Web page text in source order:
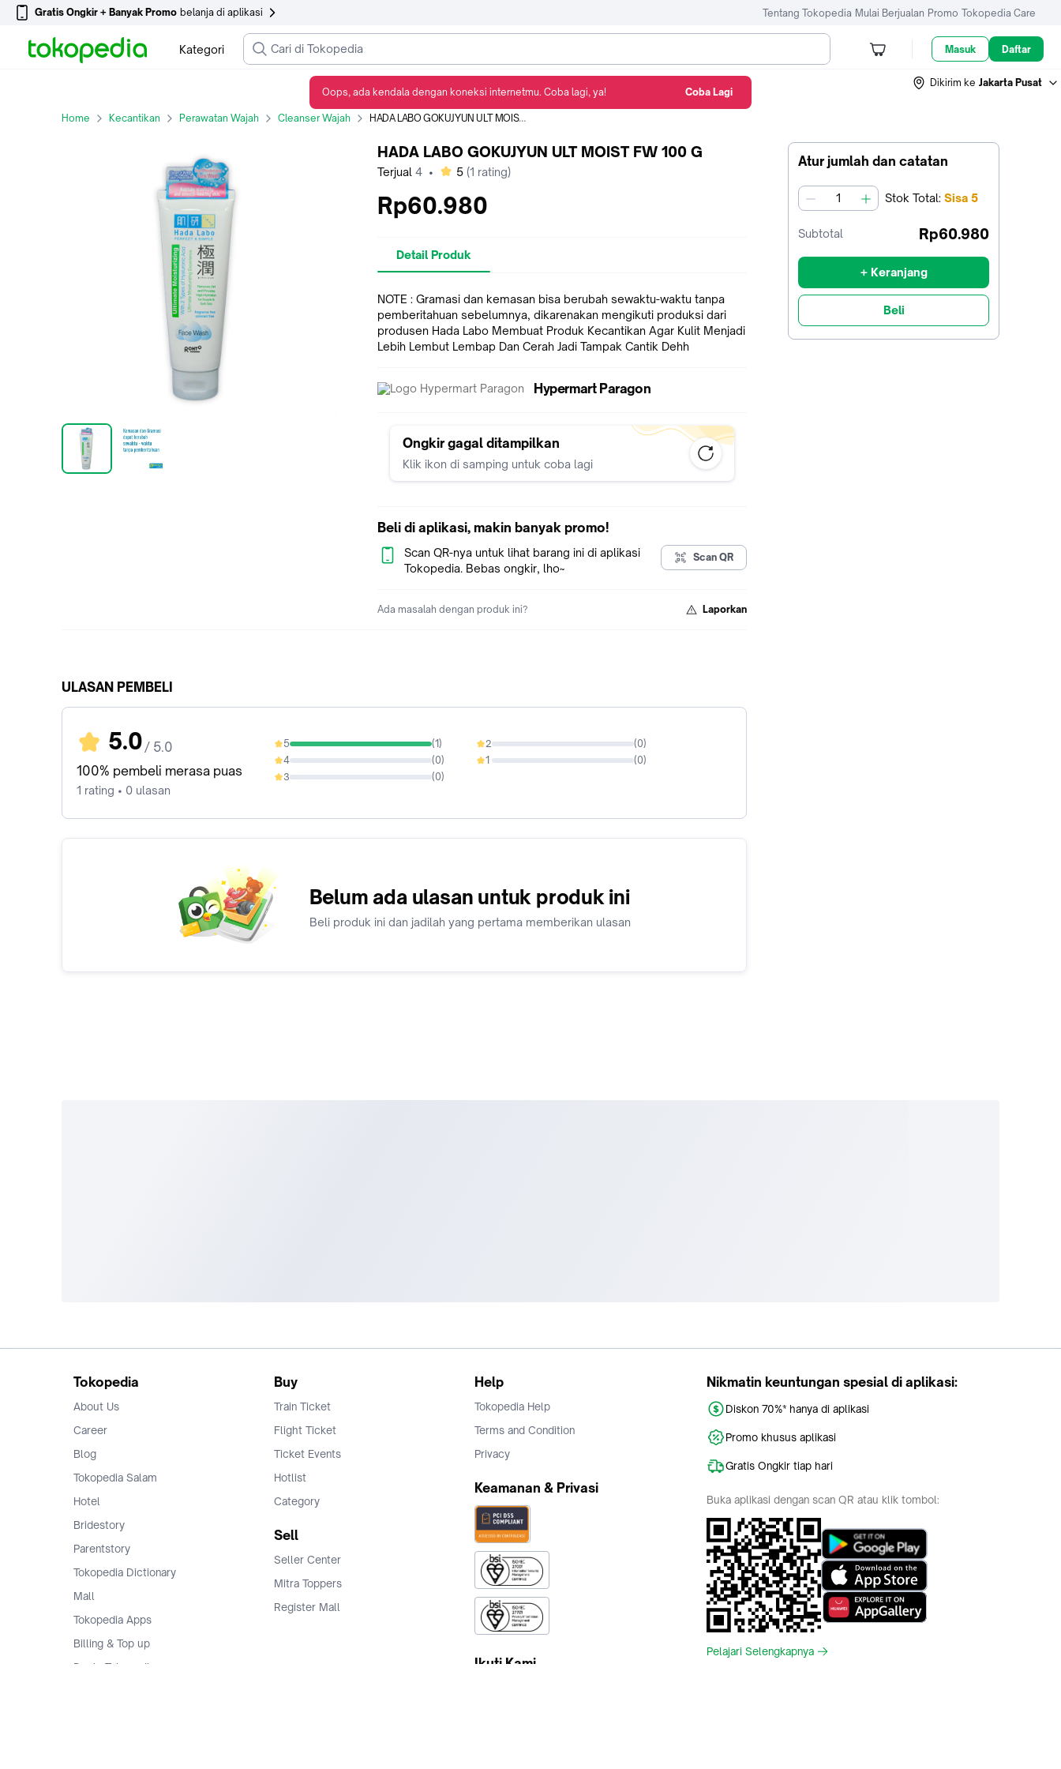
Gratis Ongkir + Banyak Promo belanja di aplikasi Tentang Tokopedia Mulai Berjualan Promo Tokopedia Care
Kategori Masuk Daftar
Dikirim ke Jakarta Pusat
HADA LABO GOKUJYUN ULT MOIST FW 100 G
Home Kecantikan Perawatan Wajah Cleanser Wajah HADA LABO GOKUJYUN ULT MOIST FW 100 G
Atur jumlah dan catatan
jumlah Stok Total: Sisa 5
Subtotal Rp60.980
+ Keranjang
Beli
HADA LABO GOKUJYUN ULT MOIST FW 100 G
Terjual 4 • bintang
5 (1 rating)
Rp60.980
Detail Produk
NOTE : Gramasi dan kemasan bisa berubah sewaktu-waktu tanpa
pemberitahuan sebelumnya, dikarenakan mengikuti produksi dari
produsen Hada Labo Membuat Produk Kecantikan Agar Kulit Menjadi
Lebih Lembut Lembap Dan Cerah Jadi Tampak Cantik Dehh
Hypermart Paragon
Ongkir gagal ditampilkan
Klik ikon di samping untuk coba lagi
Beli di aplikasi, makin banyak promo!
Scan QR-nya untuk lihat barang ini di aplikasi
Tokopedia. Bebas ongkir, lho~
Scan QR
Ada masalah dengan produk ini? Laporkan
ULASAN PEMBELI
5.0 / 5.0
100% pembeli merasa puas
1 rating • 0 ulasan
5 (1)
100%
4 (0)
0%
3 (0)
0%
2 (0)
0%
1 (0)
0%
Belum ada ulasan untuk produk ini
Beli produk ini dan jadilah yang pertama memberikan ulasan
Tokopedia
About Us
Career
Blog
Tokopedia Salam
Hotel
Bridestory
Parentstory
Tokopedia Dictionary
Mall
Tokopedia Apps
Billing & Top up
Deals Tokopedia
Buy
Train Ticket
Flight Ticket
Ticket Events
Hotlist
Category
Sell
Seller Center
Mitra Toppers
Register Mall
Help
Tokopedia Help
Terms and Condition
Privacy
Keamanan & Privasi
Ikuti Kami
Nikmatin keuntungan spesial di aplikasi:
Diskon 70%* hanya di aplikasi
Promo khusus aplikasi
Gratis Ongkir tiap hari
Buka aplikasi dengan scan QR atau klik tombol:
Pelajari Selengkapnya
Oops, ada kendala dengan koneksi internetmu. Coba lagi, ya! Coba Lagi